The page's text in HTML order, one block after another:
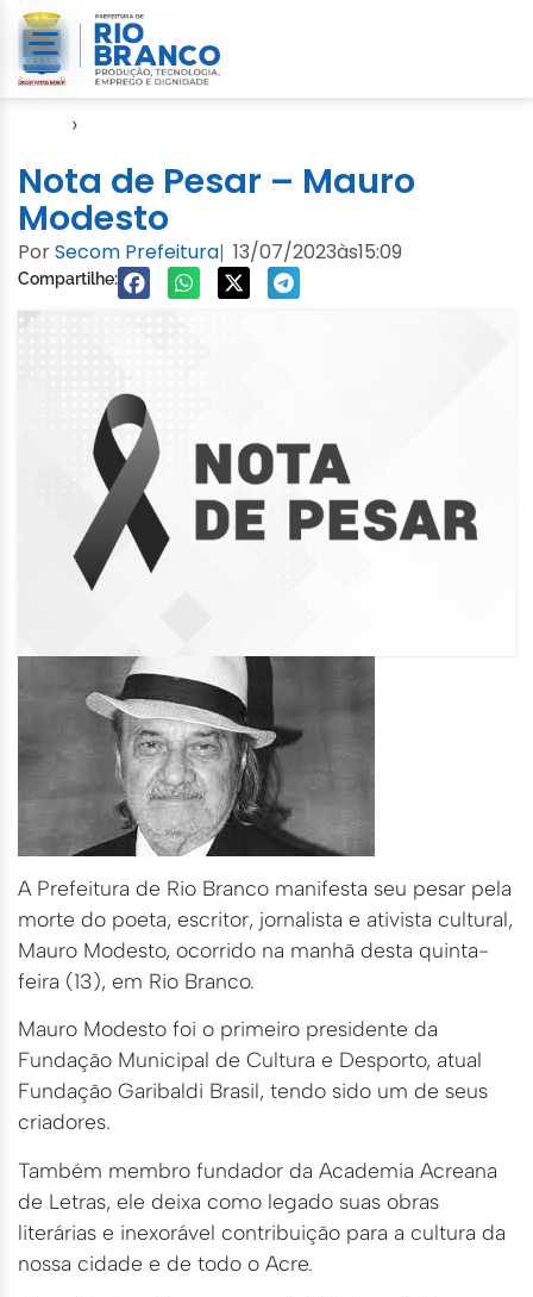
›
Nota de Pesar – Mauro
Modesto
PorSecom Prefeitura| 13/07/2023às15:09
Compartilhe:
A Prefeitura de Rio Branco manifesta seu pesar pela
morte do poeta, escritor, jornalista e ativista cultural,
Mauro Modesto, ocorrido na manhã desta quinta-
feira (13), em Rio Branco.
Mauro Modesto foi o primeiro presidente da
Fundação Municipal de Cultura e Desporto, atual
Fundação Garibaldi Brasil, tendo sido um de seus
criadores.
Também membro fundador da Academia Acreana
de Letras, ele deixa como legado suas obras
literárias e inexorável contribuição para a cultura da
nossa cidade e de todo o Acre.